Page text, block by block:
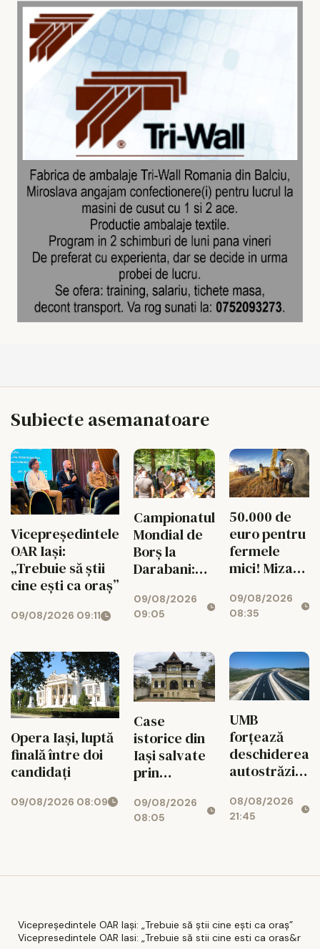
Subiecte asemanatoare
Vicepreședintele
OAR Iași:
„Trebuie să știi
cine ești ca oraș”
09/08/2026 09:11
Campionatul
Mondial de
Borș la
Darabani:
trei țări
09/08/2026
09:05
50.000 de
euro pentru
fermele
mici! Miza
pentru
agricultura
09/08/2026
08:35
Opera Iași, luptă
finală între doi
candidați
09/08/2026 08:09
Case
istorice din
Iași salvate
prin
clinici și
birouri
09/08/2026
08:05
UMB
forțează
deschiderea
autostrăzii
la Bacău
08/08/2026
21:45
Vicepreședintele OAR Iași: „Trebuie să știi cine ești ca oraș”
Vicepresedintele OAR Iasi: „Trebuie să stii cine esti ca oras&r